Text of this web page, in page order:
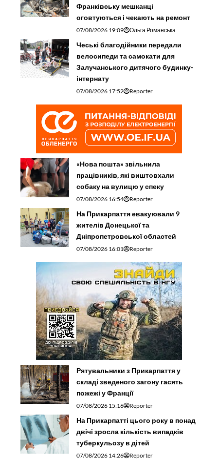
Франківську мешканці
оговтуються і чекають на ремонт
07/08/2026 19:09 Ольга Романська
Чеські благодійники передали
велосипеди та самокати для
Залучанського дитячого будинку-
інтернату
07/08/2026 17:52 Reporter
«Нова пошта» звільнила
працівників, які виштовхали
собаку на вулицю у спеку
07/08/2026 16:54 Reporter
На Прикарпаття евакуювали 9
жителів Донецької та
Дніпропетровської областей
07/08/2026 16:01 Reporter
Рятувальники з Прикарпаття у
складі зведеного загону гасять
пожежі у Франції
07/08/2026 15:16 Reporter
На Прикарпатті цього року в понад
двічі зросла кількість випадків
туберкульозу в дітей
07/08/2026 14:26 Reporter